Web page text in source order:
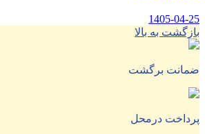
1405-04-25
بازگشت به بالا
ضمانت برگشت
پرداخت درمحل